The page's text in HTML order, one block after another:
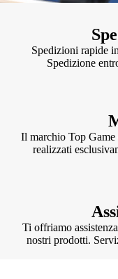
Spedizioni rapide
Spedizione
Il marchio Top
realizzati
Ti offriamo
nostri prodotti.